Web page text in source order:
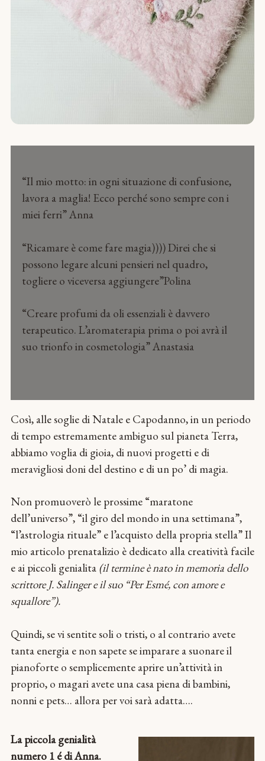
“Il mio motto: in ogni situazione di confusione,
lavora a maglia! Ecco perché sono sempre con i
miei ferri” Anna
“Ricamare è come fare magia)))) Direi che si
possono legare alcuni pensieri nel quadro,
togliere o viceversa aggiungere”Polina
“Creare profumi da oli essenziali è davvero
terapeutico. L’aromaterapia prima o poi avrà il
suo trionfo in cosmetologia” Anastasia
Così, alle soglie di Natale e Capodanno, in un periodo
di tempo estremamente ambiguo sul pianeta Terra,
abbiamo voglia di gioia, di nuovi progetti e di
meravigliosi doni del destino e di un po’ di magia.
Non promuoverò le prossime “maratone
dell’universo”, “il giro del mondo in una settimana”,
“l’astrologia rituale” e l’acquisto della propria stella” Il
mio articolo prenatalizio è dedicato alla creatività facile
e ai piccoli genialita (il termine è nato in memoria dello
scrittore J. Salinger e il suo “Per Esmé, con amore e
squallore”).
Quindi, se vi sentite soli o tristi, o al contrario avete
tanta energia e non sapete se imparare a suonare il
pianoforte o semplicemente aprire un’attività in
proprio, o magari avete una casa piena di bambini,
nonni e pets… allora per voi sarà adatta….
La piccola genialità
numero 1 é di Anna.